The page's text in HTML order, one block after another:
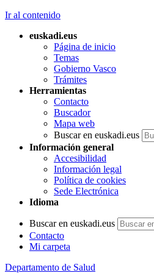
Ir al contenido
euskadi.eus
Página de inicio
Temas
Gobierno Vasco
Trámites
Herramientas
Contacto
Buscador
Mapa web
Buscar en euskadi.eus
Información general
Accesibilidad
Información legal
Política de cookies
Sede Electrónica
Idioma
Buscar en euskadi.eus
Contacto
Mi carpeta
Departamento de Salud